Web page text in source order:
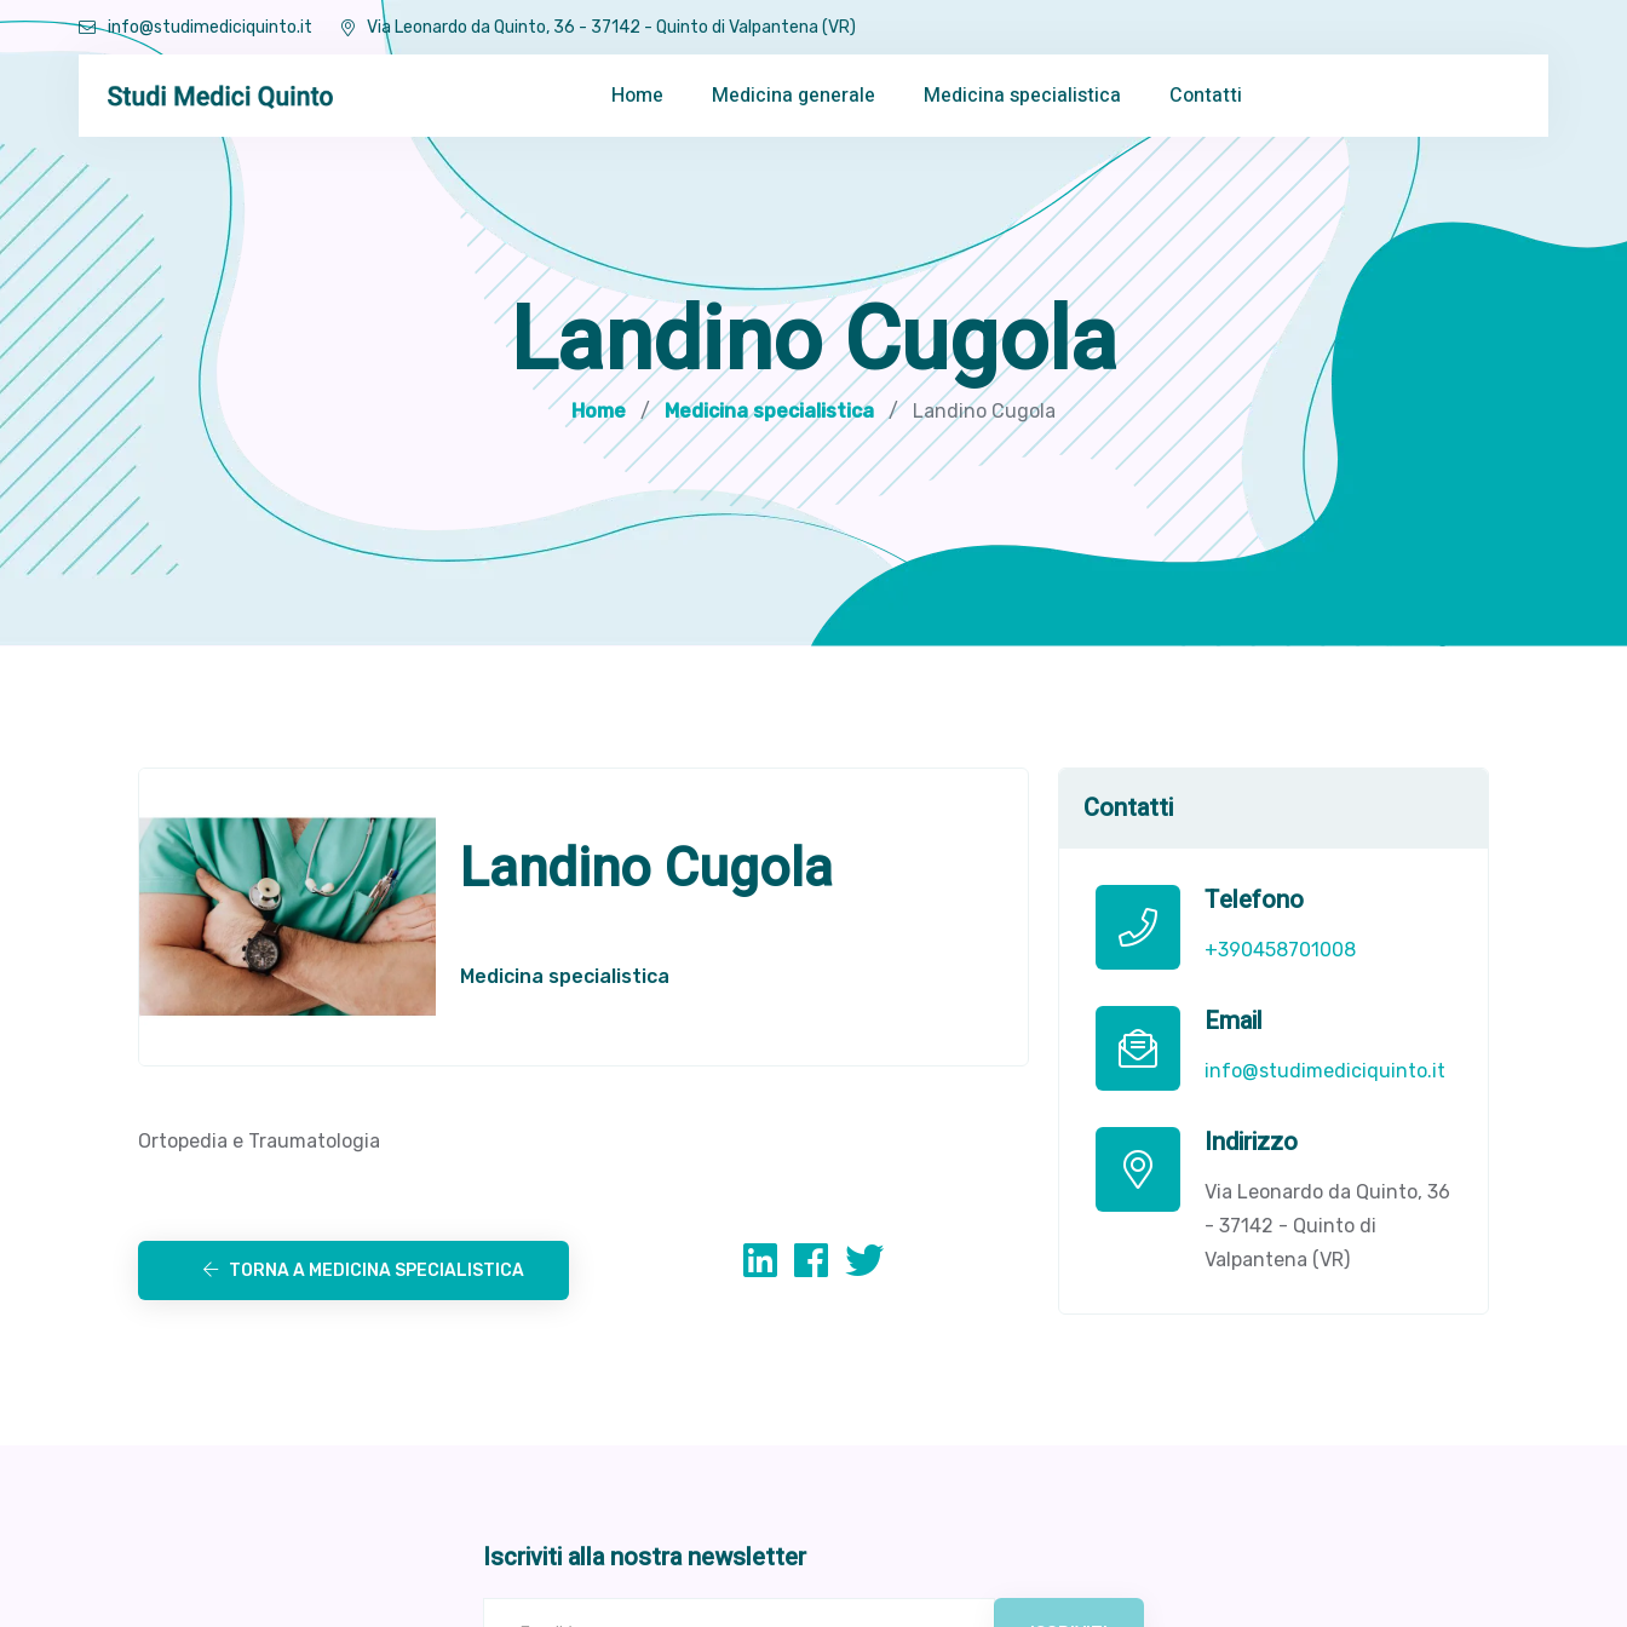
info@studimediciquinto.it Via Leonardo da Quinto, 36 - 37142 - Quinto di Valpantena (VR)
Home Medicina generale Medicina specialistica Contatti
Landino Cugola
Home Medicina specialistica Landino Cugola
Landino Cugola
Medicina specialistica
Ortopedia e Traumatologia
TORNA A MEDICINA SPECIALISTICA
Contatti
Telefono
+390458701008
Email
info@studimediciquinto.it
Indirizzo
Via Leonardo da Quinto, 36
- 37142 - Quinto di
Valpantena (VR)
Iscriviti alla nostra newsletter